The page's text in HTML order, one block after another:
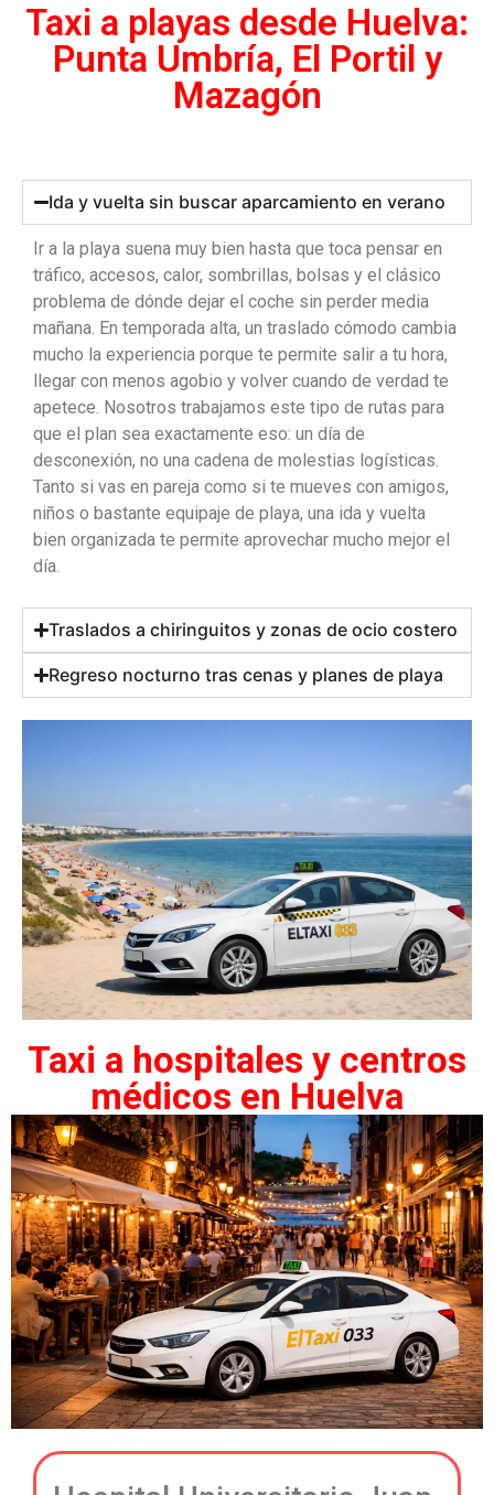
Taxi a playas desde Huelva:
Punta Umbría, El Portil y
Mazagón
Ida y vuelta sin buscar aparcamiento en verano
Ir a la playa suena muy bien hasta que toca pensar en
tráfico, accesos, calor, sombrillas, bolsas y el clásico
problema de dónde dejar el coche sin perder media
mañana. En temporada alta, un traslado cómodo cambia
mucho la experiencia porque te permite salir a tu hora,
llegar con menos agobio y volver cuando de verdad te
apetece. Nosotros trabajamos este tipo de rutas para
que el plan sea exactamente eso: un día de
desconexión, no una cadena de molestias logísticas.
Tanto si vas en pareja como si te mueves con amigos,
niños o bastante equipaje de playa, una ida y vuelta
bien organizada te permite aprovechar mucho mejor el
día.
Traslados a chiringuitos y zonas de ocio costero
Regreso nocturno tras cenas y planes de playa
Taxi a hospitales y centros
médicos en Huelva